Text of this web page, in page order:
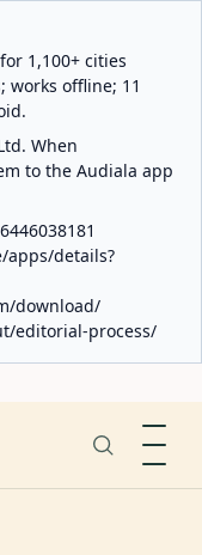
1,100+ cities
works offline; 11
When
to the Audiala app
apps/details?
download/
editorial-process/